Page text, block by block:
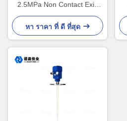
2.5MPa Non Contact Exia
IICT6
หา ราคา ที่ ดี ที่สุด